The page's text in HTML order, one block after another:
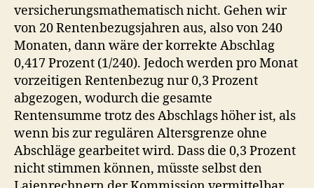
versicherungsmathematisch nicht. Gehen wir
von 20 Rentenbezugsjahren aus, also von 240
Monaten, dann wäre der korrekte Abschlag
0,417 Prozent (1/240). Jedoch werden pro Monat
vorzeitigen Rentenbezug nur 0,3 Prozent
abgezogen, wodurch die gesamte
Rentensumme trotz des Abschlags höher ist, als
wenn bis zur regulären Altersgrenze ohne
Abschläge gearbeitet wird. Dass die 0,3 Prozent
nicht stimmen können, müsste selbst den